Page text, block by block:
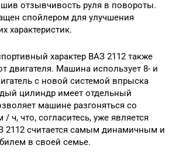
отзывчивость руля в повороты.
спойлером для улучшения
характеристик.
характер ВАЗ 2112 также
двигателя. Машина использует 8- и
с новой системой впрыска
цилиндр имеет отдельный
машине разгоняться со
ч, что, согласитесь, уже является
2112 считается самым динамичным и
в своей семье.